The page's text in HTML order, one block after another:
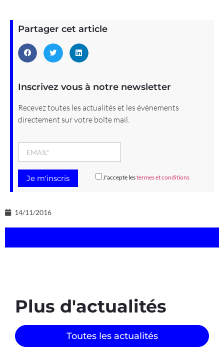
Partager cet article
Inscrivez vous à notre newsletter
Recevez toutes les actualités et les évènements
directement sur votre boîte mail.
J'accepte lestermes et conditions
14/11/2016
Plus d'actualités
Toutes les actualités